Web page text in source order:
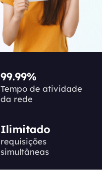
99.99%
Tempo de atividade
da rede
Ilimitado
requisições
simultâneas